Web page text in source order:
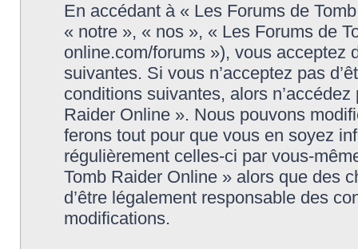
En accédant à « Les Forums de
« notre », « nos », « Les Forums de
online.com/forums »), vous acceptez
suivantes. Si vous n’acceptez pas
conditions suivantes, alors
Raider Online ». Nous pouvons
ferons tout pour que vous en soyez
régulièrement celles-ci par vous-
Tomb Raider Online » alors que des
d’être légalement responsable des
modifications.